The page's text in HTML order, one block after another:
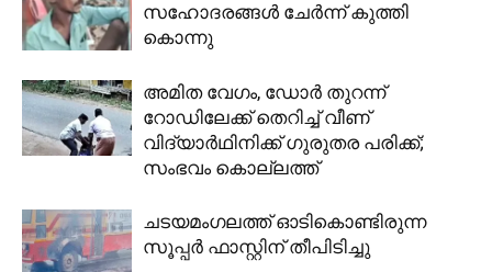
സഹോദരങ്ങൾ ചേർന്ന് കുത്തി
കൊന്നു
അമിത വേഗം, ഡോർ തുറന്ന്
റോഡിലേക്ക് തെറിച്ച് വീണ്
വിദ്യാർഥിനിക്ക് ഗുരുതര പരിക്ക്;
സംഭവം കൊല്ലത്ത്
ചടയമംഗലത്ത് ഓടികൊണ്ടിരുന്ന
സൂപ്പർ ഫാസ്റ്റിന് തീപിടിച്ചു